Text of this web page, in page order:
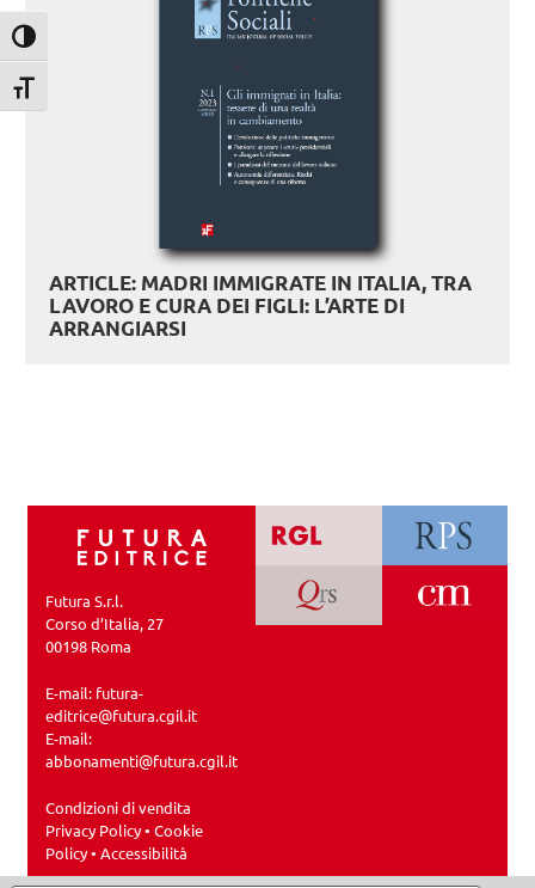
Attiva/disattiva alto contrasto
Attiva/disattiva dimensione testo
ARTICLE: MADRI IMMIGRATE IN ITALIA, TRA
LAVORO E CURA DEI FIGLI: L’ARTE DI
ARRANGIARSI
Futura S.r.l.
Corso d’Italia, 27
00198 Roma
E-mail: futura-
editrice@futura.cgil.it
E-mail:
abbonamenti@futura.cgil.it
Condizioni di vendita
Privacy Policy•Cookie
Policy•Accessibilità